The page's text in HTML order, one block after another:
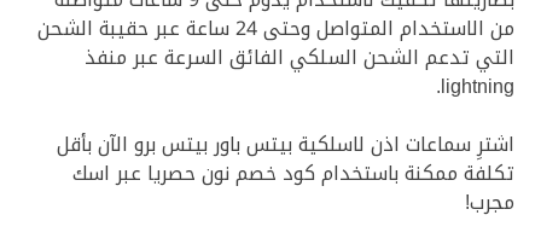
من الاستخدام المتواصل وحتى 24 ساعة عبر حقيبة الشحن
التي تدعم الشحن السلكي الفائق السرعة عبر منفذ
lightning.
اشترِ سماعات اذن لاسلكية بيتس باور بيتس برو الآن بأقل
تكلفة ممكنة باستخدام كود خصم نون حصريا عبر اسك
مجرب!